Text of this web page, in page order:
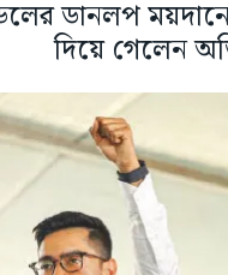
ডানলপ
দিয়ে গেলেন